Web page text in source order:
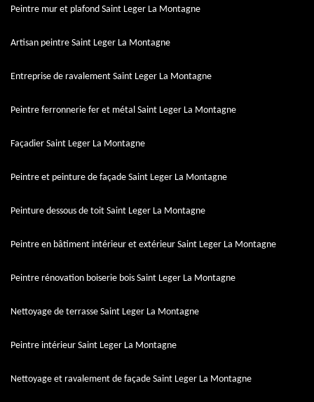
Peintre mur et plafond Saint Leger La Montagne
Artisan peintre Saint Leger La Montagne
Entreprise de ravalement Saint Leger La Montagne
Peintre ferronnerie fer et métal Saint Leger La Montagne
Façadier Saint Leger La Montagne
Peintre et peinture de façade Saint Leger La Montagne
Peinture dessous de toit Saint Leger La Montagne
Peintre en bâtiment intérieur et extérieur Saint Leger La Montagne
Peintre rénovation boiserie bois Saint Leger La Montagne
Nettoyage de terrasse Saint Leger La Montagne
Peintre intérieur Saint Leger La Montagne
Nettoyage et ravalement de façade Saint Leger La Montagne